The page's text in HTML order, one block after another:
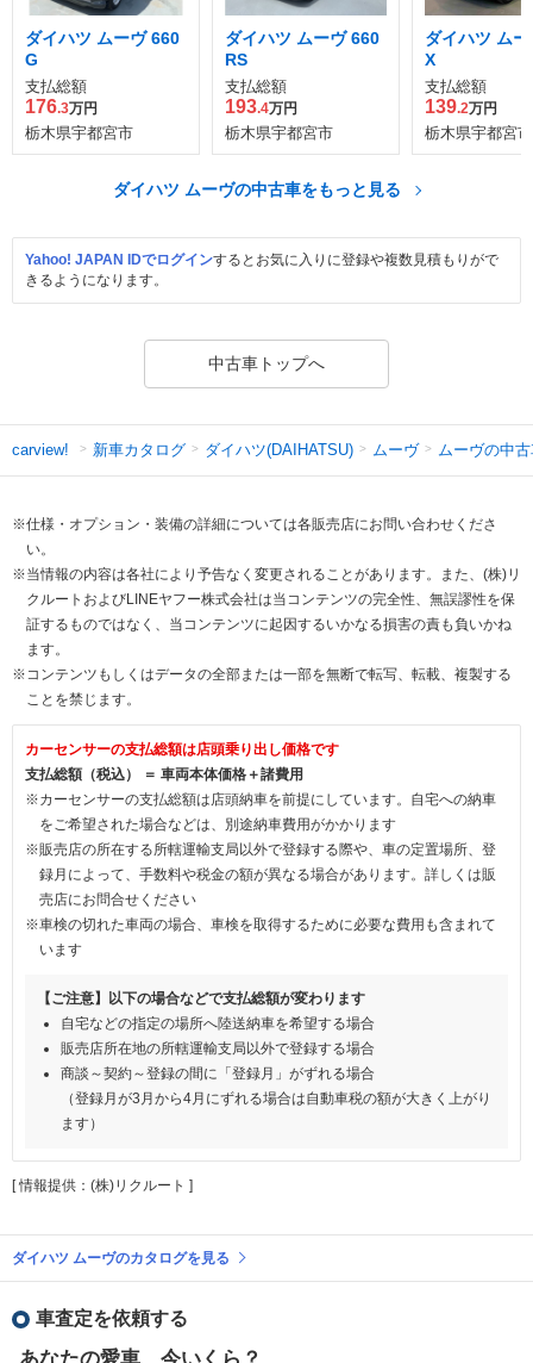
ダイハツ ムーヴ 660
G
支払総額
176.3万円
栃木県宇都宮市
ダイハツ ムーヴ 660
RS
支払総額
193.4万円
栃木県宇都宮市
ダイハツ ム
X
支払総額
139.2万円
栃木県宇都宮市
ダイハツ ムーヴの中古車をもっと見る
Yahoo! JAPAN IDでログインするとお気に入りに登録や複数見積もりがで
きるようになります。
中古車トップへ
carview! 新車カタログ ダイハツ(DAIHATSU) ムーヴ ムーヴの中
※仕様・オプション・装備の詳細については各販売店にお問い合わせくださ
い。
※当情報の内容は各社により予告なく変更されることがあります。また、(株)リ
クルートおよびLINEヤフー株式会社は当コンテンツの完全性、無誤謬性を保
証するものではなく、当コンテンツに起因するいかなる損害の責も負いかね
ます。
※コンテンツもしくはデータの全部または一部を無断で転写、転載、複製する
ことを禁じます。
カーセンサーの支払総額は店頭乗り出し価格です
支払総額（税込） ＝ 車両本体価格＋諸費用
※カーセンサーの支払総額は店頭納車を前提にしています。自宅への納車
をご希望された場合などは、別途納車費用がかかります
※販売店の所在する所轄運輸支局以外で登録する際や、車の定置場所、登
録月によって、手数料や税金の額が異なる場合があります。詳しくは販
売店にお問合せください
※車検の切れた車両の場合、車検を取得するために必要な費用も含まれて
います
【ご注意】以下の場合などで支払総額が変わります
自宅などの指定の場所へ陸送納車を希望する場合
販売店所在地の所轄運輸支局以外で登録する場合
商談～契約～登録の間に「登録月」がずれる場合
（登録月が3月から4月にずれる場合は自動車税の額が大きく上がり
ます）
[ 情報提供：(株)リクルート ]
ダイハツ ムーヴのカタログを見る
車査定を依頼する
あなたの愛車、今いくら？